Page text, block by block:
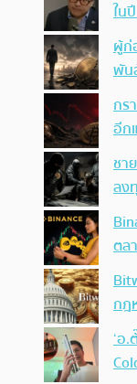
ใน
ผู้ก่
พัน
กร
อีก
ชา
ลง
ตล
กฎ
‘อ